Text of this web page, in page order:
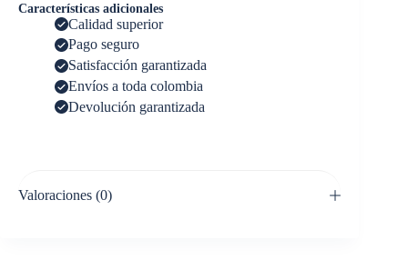
Características adicionales
Calidad superior
Pago seguro
Satisfacción garantizada
Envíos a toda colombia
Devolución garantizada
Valoraciones (0)